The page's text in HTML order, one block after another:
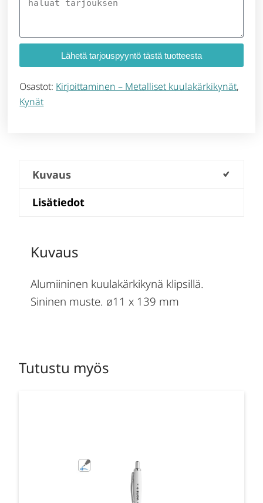
Lähetä tarjouspyyntö tästä tuotteesta
Osastot: Kirjoittaminen – Metalliset kuulakärkikynät,
Kynät
Kuvaus
Lisätiedot
Kuvaus
Alumiininen kuulakärkikynä klipsillä.
Sininen muste. ø11 x 139 mm
Tutustu myös